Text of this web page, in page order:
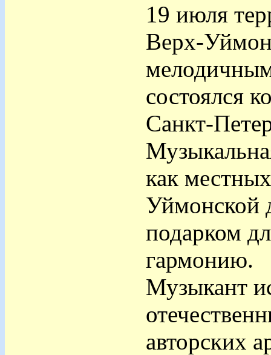
19 июля
Верх-Уймон
состоялся
Санкт-
как
Уймонской
подарком
гармонию.
Музыкант
авторских